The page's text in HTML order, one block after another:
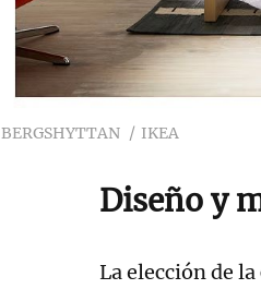
BERGSHYTTAN IKEA
Diseño y
La elección de la